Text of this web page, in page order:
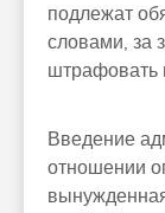
подлежат
словами, за
штрафовать
Введение
отношении